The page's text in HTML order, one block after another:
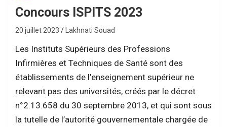
Concours ISPITS 2023
20 juillet 2023 Lakhnati Souad
Les Instituts Supérieurs des Professions
Infirmières et Techniques de Santé sont des
établissements de l’enseignement supérieur ne
relevant pas des universités, créés par le décret
n°2.13.658 du 30 septembre 2013, et qui sont sous
la tutelle de l’autorité gouvernementale chargée de